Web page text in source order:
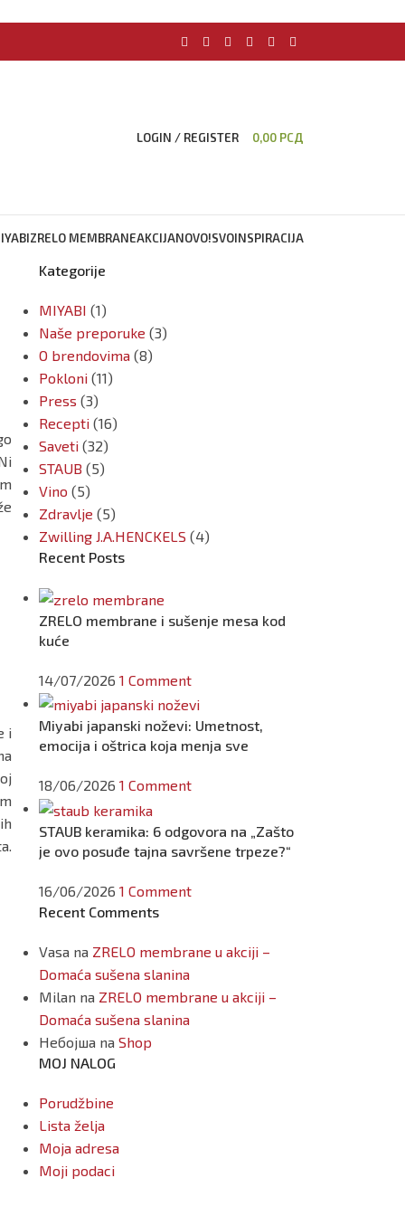
LOGIN / REGISTER 0,00 РСД
ZRELO MEMBRANEAKCIJANOVO!SVOINSPIRACIJA
i
Kategorije
MIYABI (1)
Naše preporuke (3)
O brendovima(8)
Pokloni(11)
Press (3)
Recepti(16)
Saveti(32)
STAUB (5)
Vino (5)
Zdravlje (5)
Zwilling J.A.HENCKELS (4)
Recent Posts
ZRELO membrane i sušenje mesa kod
kuće
14/07/2026 1 Comment
Miyabi japanski noževi: Umetnost,
emocija i oštrica koja menja sve
18/06/2026 1 Comment
STAUB keramika: 6 odgovora na „Zašto
je ovo posuđe tajna savršene trpeze?“
16/06/2026 1 Comment
Recent Comments
Vasa na ZRELO membrane u akciji –
Domaća sušena slanina
Milan na ZRELO membrane u akciji –
Domaća sušena slanina
Небојша na Shop
MOJ NALOG
Porudžbine
Lista želja
Moja adresa
Moji podaci